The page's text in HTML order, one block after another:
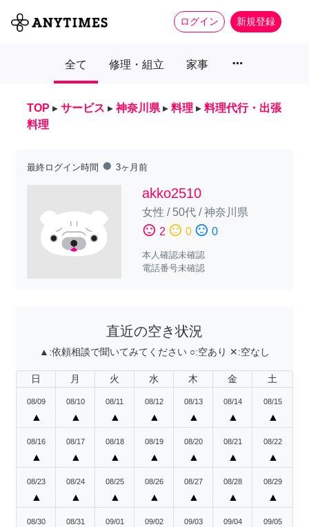
ログイン 新規登録
全て 修理・組立 家事 more_horiz
TOP ▸ サービス ▸ 神奈川県 ▸ 料理 ▸ 料理代行・出張
料理
最終ログイン時間 fiber_manual_record 3ヶ月前
akko2510
女性 / 50代/神奈川県
sentiment_satisfied 2 sentiment_neutral 0 sentiment_dissatisfied 0
本人確認未確認
電話番号未確認
直近の空き状況
▲:依頼相談で聞いてみてください ○:空あり ✕:空なし
日 月 火 水 木 金 土
08/09
▲
08/10
▲
08/11
▲
08/12
▲
08/13
▲
08/14
▲
08/15
▲
08/16
▲
08/17
▲
08/18
▲
08/19
▲
08/20
▲
08/21
▲
08/22
▲
08/23
▲
08/24
▲
08/25
▲
08/26
▲
08/27
▲
08/28
▲
08/29
▲
08/30 08/31 09/01 09/02 09/03 09/04 09/05